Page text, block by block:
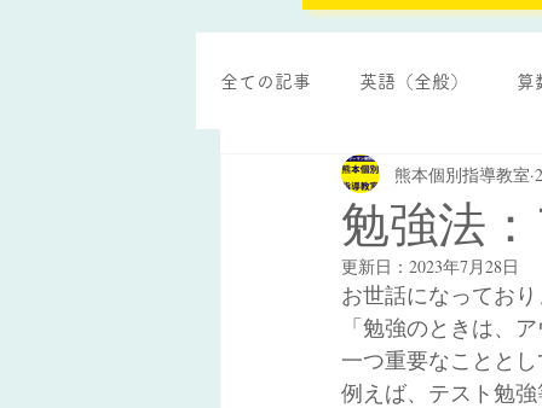
全ての記事 英語（全般） 算
定期テスト結果 自己肯定感
勉強法
熊本個別指導教室
更新日： 2023年7月28日
お世話になってお
「勉強のときは、
一つ重要なことと
例えば、テスト勉